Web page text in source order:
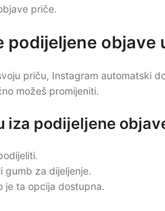
priče.
podijeljene objave
priču, Instagram automatski
možeš promijeniti.
iza podijeljene
gumb za dijeljenje.
je ta opcija dostupna.